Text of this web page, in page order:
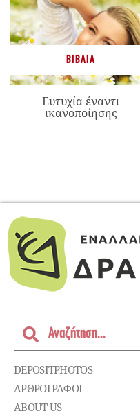
ΒΙΒΛΊΑ
Ευτυχία έναντι
ικανοποίησης
DEPOSITPHOTOS
ΑΡΘΡΟΓΡΑΦΟΙ
ABOUT US